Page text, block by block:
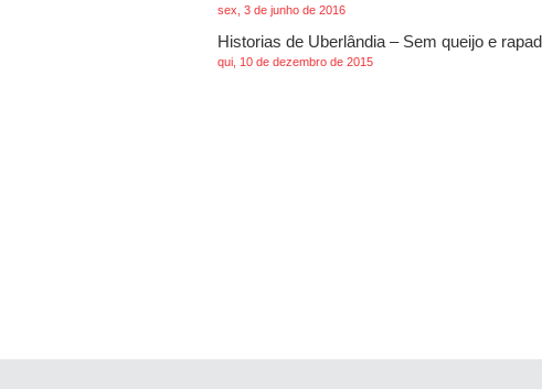
sex, 3 de junho de 2016
Historias de Uberlândia – Sem queijo e
qui, 10 de dezembro de 2015